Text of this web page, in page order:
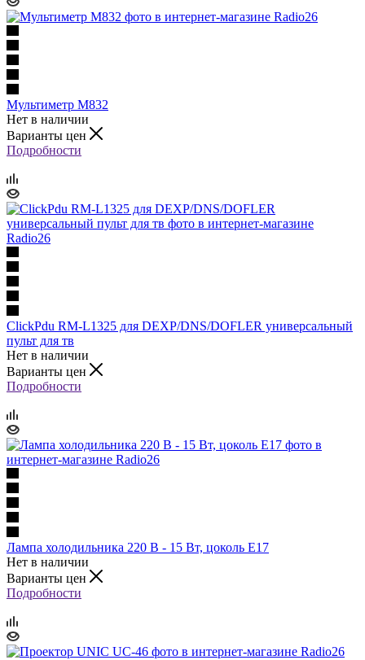
Мультиметр М832
Нет в наличии
Варианты цен
Подробности
ClickPdu RM-L1325 для DEXP/DNS/DOFLER универсальный
пульт для тв
Нет в наличии
Варианты цен
Подробности
Лампа холодильника 220 В - 15 Вт, цоколь Е17
Нет в наличии
Варианты цен
Подробности